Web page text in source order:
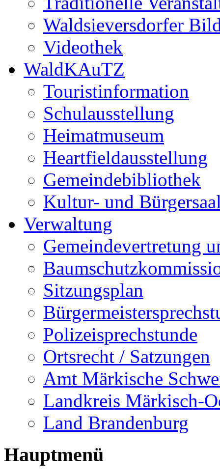
Waldsieversdorfer
Videothek
WaldKAuTZ
Touristinformation
Schulausstellung
Heimatmuseum
Heartfieldausstellung
Gemeindebibliothek
Kultur- und
Verwaltung
Gemeindevertretung
Sitzungsplan
Polizeisprechstunde
Ortsrecht / Satzungen
Amt Märkische
Landkreis Märkisch-
Land Brandenburg
Hauptmenü